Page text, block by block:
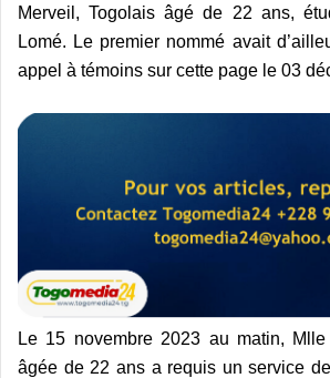
Merveil, Togolais âgé de 22 ans,
Lomé. Le premier nommé avait
appel à témoins sur cette page le 03
Le 15 novembre 2023 au matin,
âgée de 22 ans a requis un service